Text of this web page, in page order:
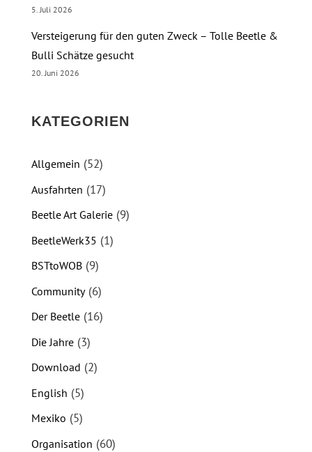
5. Juli 2026
Versteigerung für den guten Zweck – Tolle Beetle &
Bulli Schätze gesucht
20. Juni 2026
KATEGORIEN
Allgemein (52)
Ausfahrten (17)
Beetle Art Galerie(9)
BeetleWerk35 (1)
BSTtoWOB(9)
Community(6)
Der Beetle(16)
Die Jahre(3)
Download (2)
English (5)
Mexiko (5)
Organisation (60)